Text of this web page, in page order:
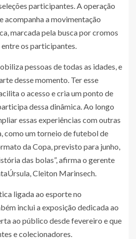
participantes. A operação
acompanha a movimentação
marcada pela busca por cromos
os participantes.
pessoas de todas as idades, e
desse momento. Ter esse
o acesso e cria um ponto de
dessa dinâmica. Ao longo
essas experiências com outras
como um torneio de futebol de
da Copa, previsto para junho,
das bolas”, afirma o gerente
Cleiton Marinsech.
ligada ao esporte no
inclui a exposição dedicada ao
ao público desde fevereiro e que
e colecionadores.